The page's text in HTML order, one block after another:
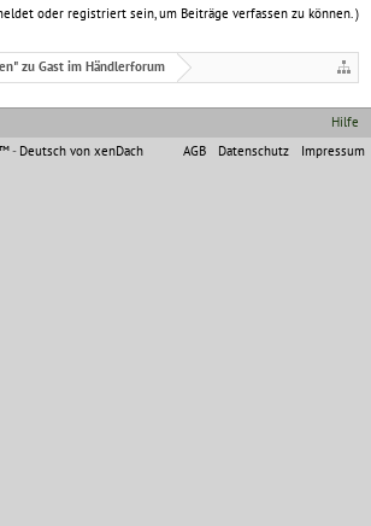
oder registriert sein, um Beiträge verfassen zu können. )
zu Gast im Händlerforum
Hilfe
AGB
Datenschutz Impressum
- Deutsch von xenDach